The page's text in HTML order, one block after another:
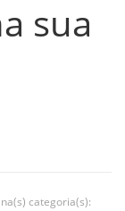
sua
categoria(s):